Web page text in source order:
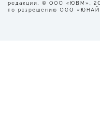
редакции. © ООО «ЮВМ»,
по разрешению ООО